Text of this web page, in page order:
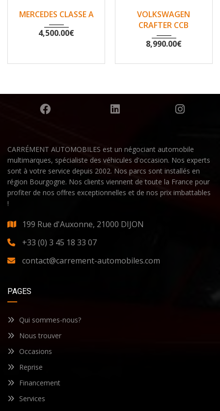
148500
MERCEDES CLASSE A
4,500.00€
200530
VOLKSWAGEN
CRAFTER CCB
8,990.00€
CARRÉMENT AUTOMOBILES est un négociant automobile
multimarques, spécialiste des véhicules d'occasion. Nos experts
sont à votre service depuis 2002. Nos parcs sont installés en
région Bourgogne. Nos clients viennent de toute la France pour
profiter de nos offres exceptionnelles et de nos prix imbattables
!
199 Rue d'Auxonne, 21000 DIJON
+33 (0) 3 45 18 33 07
contact@carrement-automobiles.com
PAGES
Qui sommes-nous?
Nous trouver
Occasions
Reprise
Financement
Services